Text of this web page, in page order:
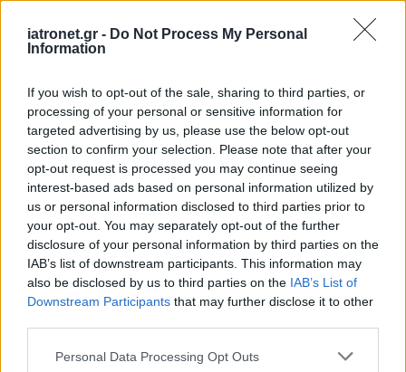
iatronet.gr - Do Not Process My Personal
Information
If you wish to opt-out of the sale, sharing to third parties, or
processing of your personal or sensitive information for
targeted advertising by us, please use the below opt-out
section to confirm your selection. Please note that after your
opt-out request is processed you may continue seeing
interest-based ads based on personal information utilized by
us or personal information disclosed to third parties prior to
your opt-out. You may separately opt-out of the further
disclosure of your personal information by third parties on the
IAB’s list of downstream participants. This information may
also be disclosed by us to third parties on the IAB’s List of
Downstream Participants that may further disclose it to other
Please note that this website/app uses one or more Google
Personal Data Processing Opt Outs
ΔΕΙΤΕ ΕΠΙΣΗΣ